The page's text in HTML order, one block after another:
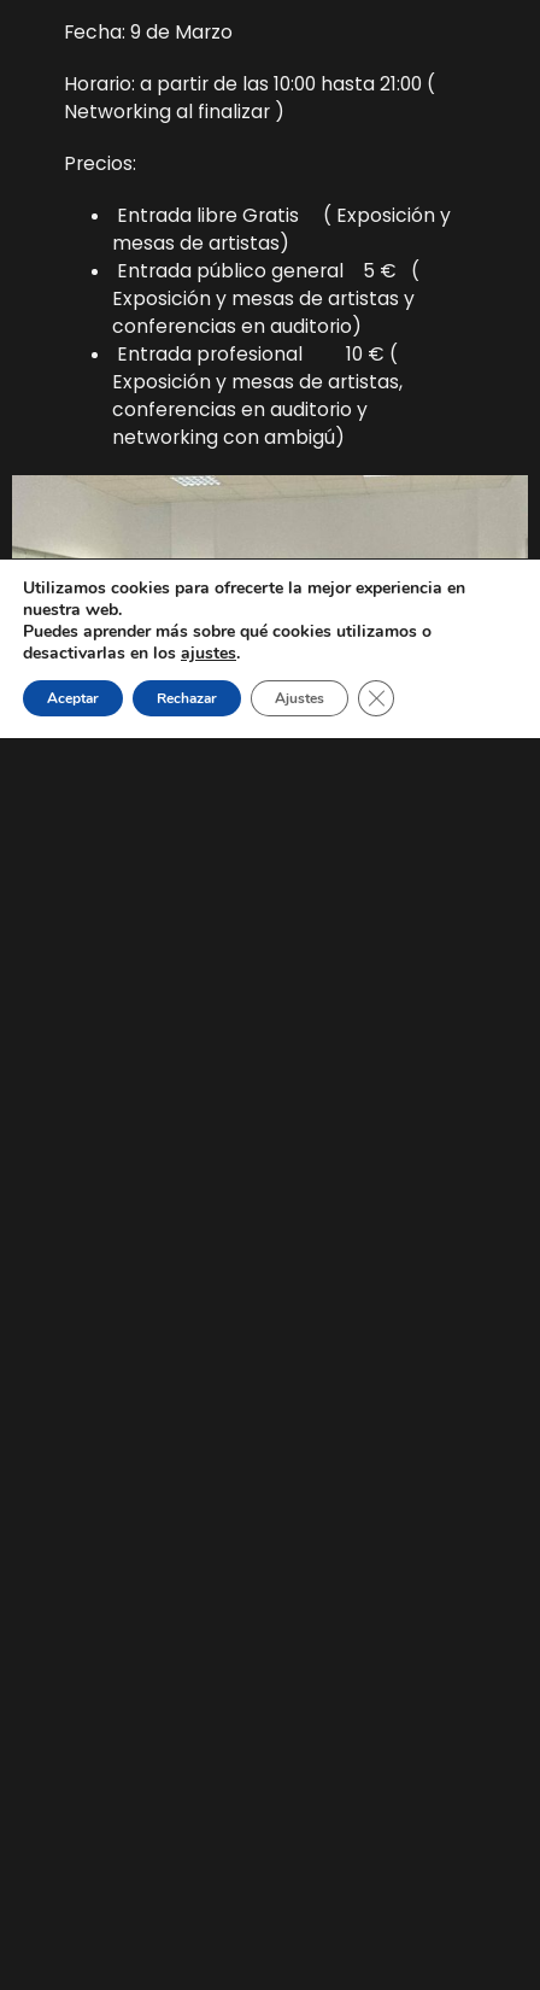
Fecha: 9 de Marzo
Horario: a partir de las 10:00 hasta 21:00 (
Networking al finalizar )
Precios:
Entrada libre Gratis ( Exposición y
mesas de artistas)
Entrada público general 5 € (
Exposición y mesas de artistas y
conferencias en auditorio)
Entrada profesional 10 € (
Exposición y mesas de artistas,
conferencias en auditorio y
networking con ambigú)
Utilizamos cookies para ofrecerte la mejor experiencia en
nuestra web.
Puedes aprender más sobre qué cookies utilizamos o
desactivarlas en los ajustes.
Aceptar Rechazar Ajustes Cerrar el banner de